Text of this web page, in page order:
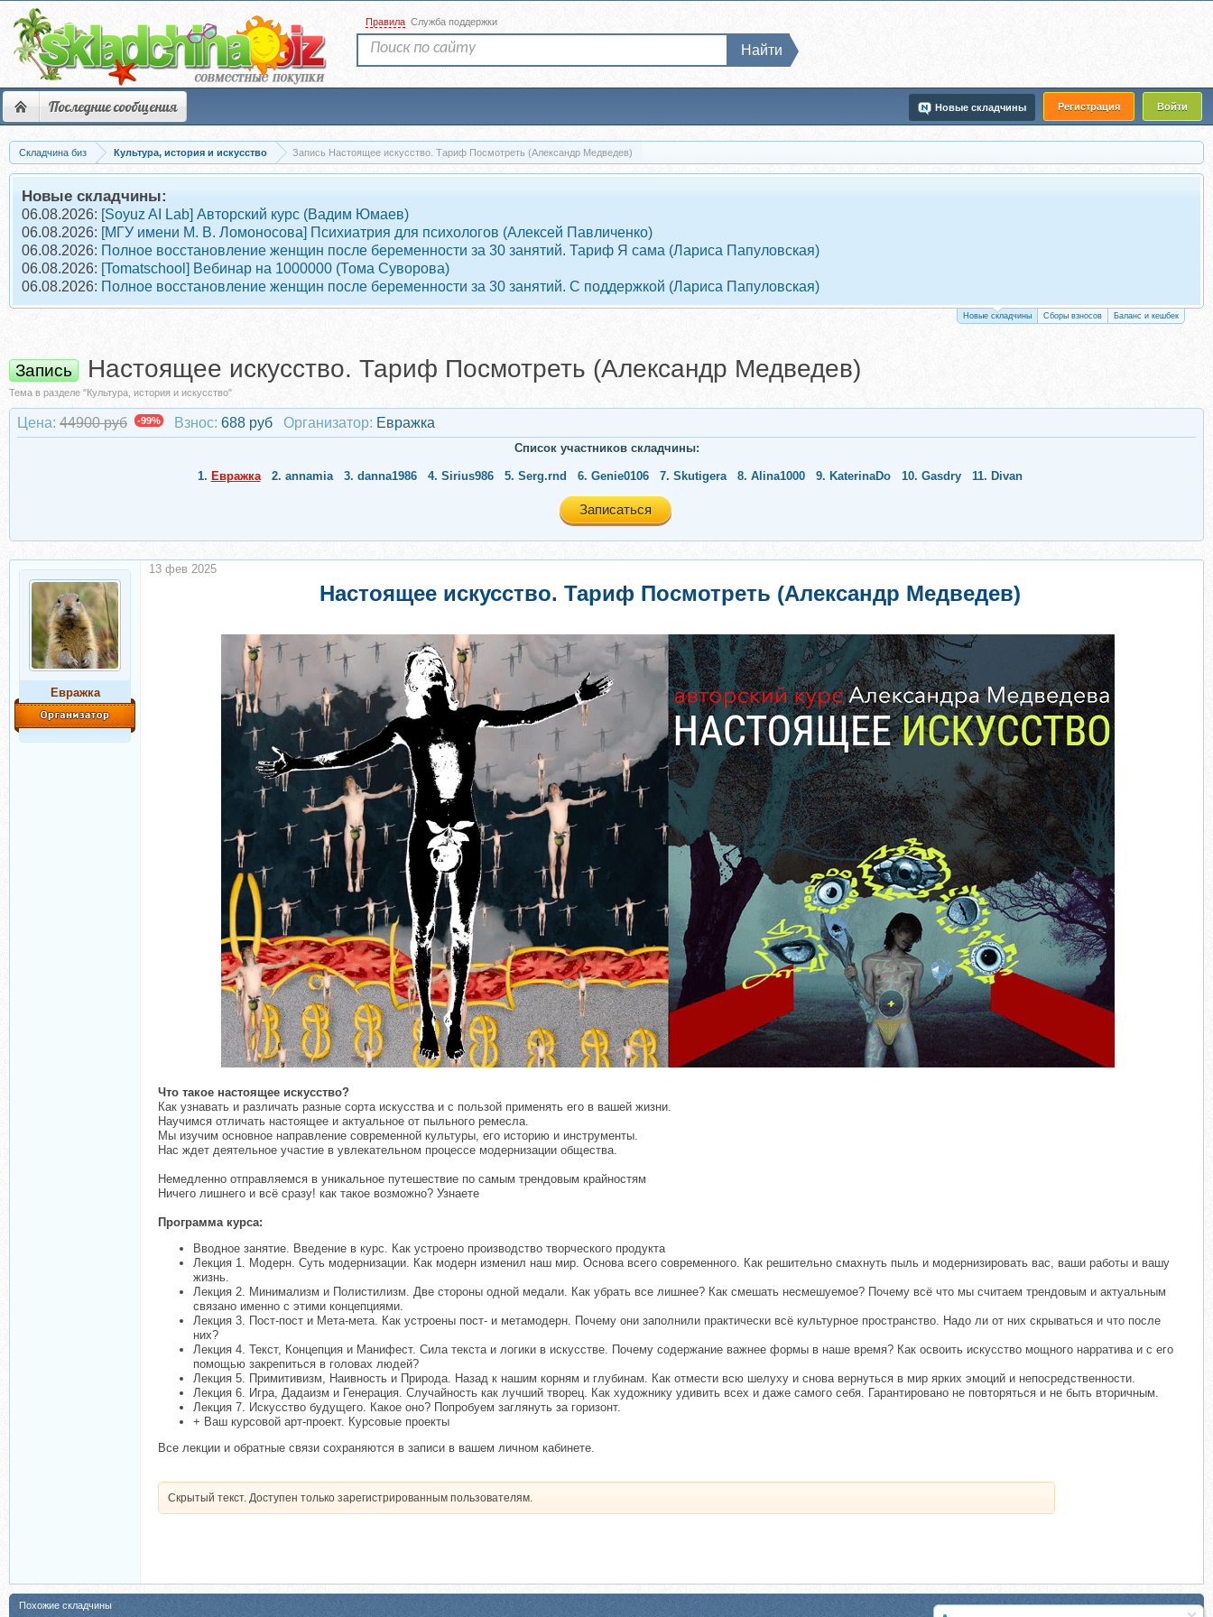
Последние сообщения Регистрация Войти
Новые складчины
Правила Служба поддержки
Найти
Складчина биз Культура, история и искусство Запись Настоящее искусство. Тариф Посмотреть (Александр Медведев)
Новые складчины:
06.08.2026: [Soyuz AI Lab] Авторский курс (Вадим Юмаев)
06.08.2026: [МГУ имени М. В. Ломоносова] Психиатрия для психологов (Алексей Павличенко)
06.08.2026: Полное восстановление женщин после беременности за 30 занятий. Тариф Я сама (Лариса Папуловская)
06.08.2026: [Tomatschool] Вебинар на 1000000 (Тома Суворова)
06.08.2026: Полное восстановление женщин после беременности за 30 занятий. С поддержкой (Лариса Папуловская)
Новые складчины Сборы взносов Баланс и кешбек
Запись Настоящее искусство. Тариф Посмотреть (Александр Медведев)
Тема в разделе "Культура, история и искусство"
Цена: 44900 руб -99% Взнос: 688 руб Организатор: Евражкa
Список участников складчины:
1. Евражкa 2. annamia 3. danna1986 4. Sirius986 5. Serg.rnd 6. Genie0106 7. Skutigera 8. Alina1000 9. KaterinaDo 10. Gasdry 11. Divan
Записаться
Евражкa
Настоящее искусство. Тариф Посмотреть (Александр Медведев)
Что такое настоящее искусство?
Как узнавать и различать разные сорта искусства и с пользой применять его в вашей жизни.
Научимся отличать настоящее и актуальное от пыльного ремесла.
Мы изучим основное направление современной культуры, его историю и инструменты.
Нас ждет деятельное участие в увлекательном процессе модернизации общества.
Немедленно отправляемся в уникальное путешествие по самым трендовым крайностям
Ничего лишнего и всё сразу! как такое возможно? Узнаете
Программа курса:
Вводное занятие. Введение в курс. Как устроено производство творческого продукта
Лекция 1. Модерн. Суть модернизации. Как модерн изменил наш мир. Основа всего современного. Как решительно смахнуть пыль и модернизировать вас, ваши работы и вашу
жизнь.
Лекция 2. Минимализм и Полистилизм. Две стороны одной медали. Как убрать все лишнее? Как смешать несмешуемое? Почему всё что мы считаем трендовым и актуальным
связано именно с этими концепциями.
Лекция 3. Пост-пост и Мета-мета. Как устроены пост- и метамодерн. Почему они заполнили практически всё культурное пространство. Надо ли от них скрываться и что после
них?
Лекция 4. Текст, Концепция и Манифест. Сила текста и логики в искусстве. Почему содержание важнее формы в наше время? Как освоить искусство мощного нарратива и с его
помощью закрепиться в головах людей?
Лекция 5. Примитивизм, Наивность и Природа. Назад к нашим корням и глубинам. Как отмести всю шелуху и снова вернуться в мир ярких эмоций и непосредственности.
Лекция 6. Игра, Дадаизм и Генерация. Случайность как лучший творец. Как художнику удивить всех и даже самого себя. Гарантировано не повторяться и не быть вторичным.
Лекция 7. Искусство будущего. Какое оно? Попробуем заглянуть за горизонт.
+ Ваш курсовой арт-проект. Курсовые проекты
Все лекции и обратные связи сохраняются в записи в вашем личном кабинете.
Скрытый текст. Доступен только зарегистрированным пользователям.
13 фев 2025
Похожие складчины